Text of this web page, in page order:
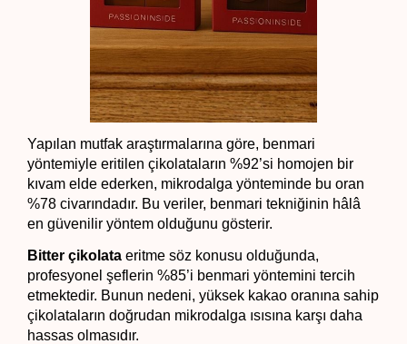
Yapılan mutfak araştırmalarına göre, benmari
yöntemiyle eritilen çikolataların %92’si homojen bir
kıvam elde ederken, mikrodalga yönteminde bu oran
%78 civarındadır. Bu veriler, benmari tekniğinin hâlâ
en güvenilir yöntem olduğunu gösterir.
Bitter çikolata eritme söz konusu olduğunda,
profesyonel şeflerin %85’i benmari yöntemini tercih
etmektedir. Bunun nedeni, yüksek kakao oranına sahip
çikolataların doğrudan mikrodalga ısısına karşı daha
hassas olmasıdır.